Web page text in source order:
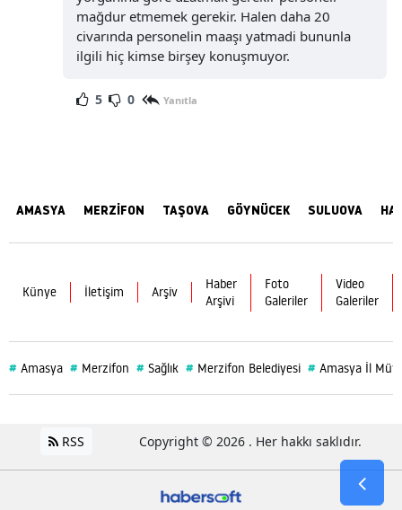
mağdur etmemek gerekir. Halen daha 20
civarında personelin maaşı yatmadi bununla
ilgili hiç kimse birşey konuşmuyor.
5 0 Yanıtla
AMASYA MERZİFON TAŞOVA GÖYNÜCEK SULUOVA
Künye İletişim Arşiv
Haber
Arşivi
Foto
Galeriler
Video
Galeriler
# Amasya # Merzifon # Sağlık # Merzifon Belediyesi # Amasya İl
RSS Copyright © 2026 . Her hakkı saklıdır.